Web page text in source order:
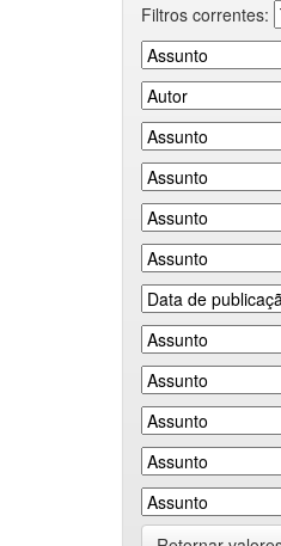
Filtros correntes: